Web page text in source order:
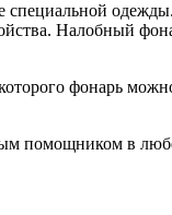
специальной
Налобный
фонарь
помощником в